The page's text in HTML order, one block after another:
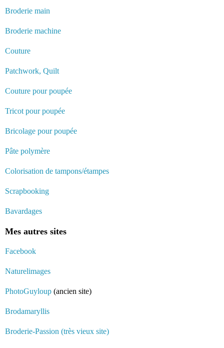
Broderie main
Broderie machine
Couture
Patchwork, Quilt
Couture pour poupée
Tricot pour poupée
Bricolage pour poupée
Pâte polymère
Colorisation de tampons/étampes
Scrapbooking
Bavardages
Mes autres sites
Facebook
Naturelimages
PhotoGuyloup (ancien site)
Brodamaryllis
Broderie-Passion (très vieux site)